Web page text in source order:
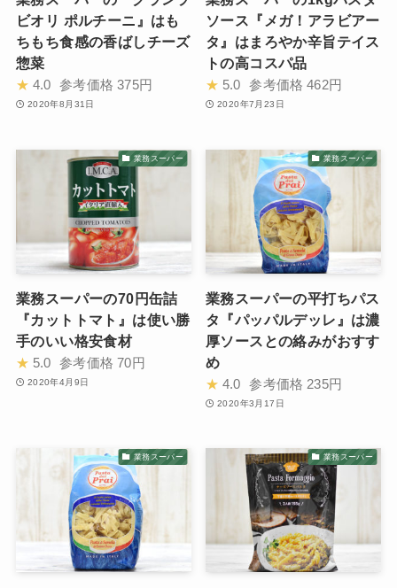
ビオリ ポルチーニ』はも
ちもち食感の香ばしチーズ
惣菜
★ 4.0 参考価格 375円
2020年8月31日
ソース『メガ！アラビアー
タ』はまろやか辛旨テイス
トの高コスパ品
★ 5.0 参考価格 462円
2020年7月23日
業務スーパー
業務スーパーの70円缶詰
『カットトマト』は使い勝
手のいい格安食材
★ 5.0 参考価格 70円
2020年4月9日
業務スーパー
業務スーパーの平打ちパス
タ『パッパルデッレ』は濃
厚ソースとの絡みがおすす
め
★ 4.0 参考価格 235円
2020年3月17日
業務スーパー 業務スーパー